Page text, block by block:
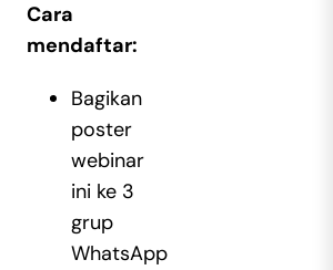
Cara
mendaftar:
Bagikan
poster
webinar
ini ke 3
grup
WhatsApp